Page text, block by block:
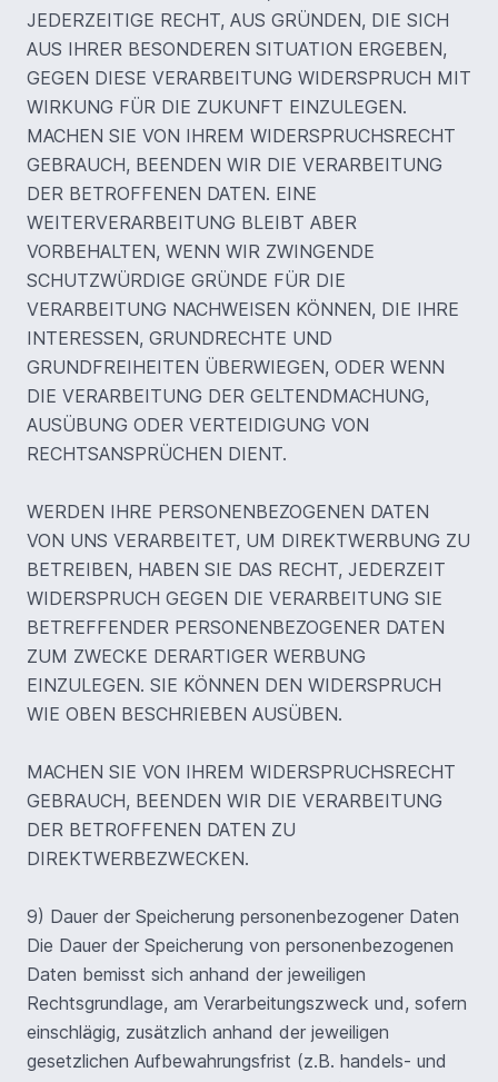
JEDERZEITIGE RECHT, AUS GRÜNDEN, DIE SICH
AUS IHRER BESONDEREN SITUATION ERGEBEN,
GEGEN DIESE VERARBEITUNG WIDERSPRUCH MIT
WIRKUNG FÜR DIE ZUKUNFT EINZULEGEN.
MACHEN SIE VON IHREM WIDERSPRUCHSRECHT
GEBRAUCH, BEENDEN WIR DIE VERARBEITUNG
DER BETROFFENEN DATEN. EINE
WEITERVERARBEITUNG BLEIBT ABER
VORBEHALTEN, WENN WIR ZWINGENDE
SCHUTZWÜRDIGE GRÜNDE FÜR DIE
VERARBEITUNG NACHWEISEN KÖNNEN, DIE IHRE
INTERESSEN, GRUNDRECHTE UND
GRUNDFREIHEITEN ÜBERWIEGEN, ODER WENN
DIE VERARBEITUNG DER GELTENDMACHUNG,
AUSÜBUNG ODER VERTEIDIGUNG VON
RECHTSANSPRÜCHEN DIENT.
WERDEN IHRE PERSONENBEZOGENEN DATEN
VON UNS VERARBEITET, UM DIREKTWERBUNG ZU
BETREIBEN, HABEN SIE DAS RECHT, JEDERZEIT
WIDERSPRUCH GEGEN DIE VERARBEITUNG SIE
BETREFFENDER PERSONENBEZOGENER DATEN
ZUM ZWECKE DERARTIGER WERBUNG
EINZULEGEN. SIE KÖNNEN DEN WIDERSPRUCH
WIE OBEN BESCHRIEBEN AUSÜBEN.
MACHEN SIE VON IHREM WIDERSPRUCHSRECHT
GEBRAUCH, BEENDEN WIR DIE VERARBEITUNG
DER BETROFFENEN DATEN ZU
DIREKTWERBEZWECKEN.
9) Dauer der Speicherung personenbezogener Daten
Die Dauer der Speicherung von personenbezogenen
Daten bemisst sich anhand der jeweiligen
Rechtsgrundlage, am Verarbeitungszweck und, sofern
einschlägig, zusätzlich anhand der jeweiligen
gesetzlichen Aufbewahrungsfrist (z.B. handels- und